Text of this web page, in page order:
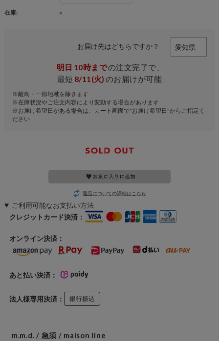
在庫: ×
お届け先はどちらですか？
明日 10時までの注文完了で、
最短 8/11(火) のお届けが可能
※離島・一部地域を除きます
※在庫状況やご注文内容により変動する場合があります
※お届け希望日がある場合は、カート画面で"お届け希望日"からご指定く
ださい
返品についての詳細はこちら
ご利用可能なお支払い方法
クレジットカード決済：
オンライン決済：
あと払い決済：
法人様専用決済： 銀行振込
m.m.d. / 急須 / maison line